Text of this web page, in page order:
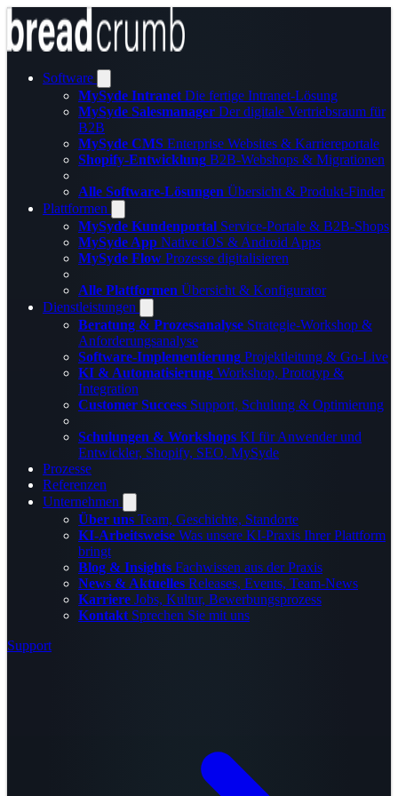
Software
MySyde Intranet Die fertige Intranet-Lösung
MySyde Salesmanager Der digitale Vertriebsraum für
B2B
MySyde CMS Enterprise Websites & Karriereportale
Shopify-Entwicklung B2B-Webshops & Migrationen
Alle Software-Lösungen Übersicht & Produkt-Finder
Plattformen
MySyde Kundenportal Service-Portale & B2B-Shops
MySyde App Native iOS & Android Apps
MySyde Flow Prozesse digitalisieren
Alle Plattformen Übersicht & Konfigurator
Dienstleistungen
Beratung & Prozessanalyse Strategie-Workshop &
Anforderungsanalyse
Software-Implementierung Projektleitung & Go-Live
KI & Automatisierung Workshop, Prototyp &
Integration
Customer Success Support, Schulung & Optimierung
Schulungen & Workshops KI für Anwender und
Entwickler, Shopify, SEO, MySyde
Prozesse
Referenzen
Unternehmen
Über uns Team, Geschichte, Standorte
KI-Arbeitsweise Was unsere KI-Praxis Ihrer Plattform
bringt
Blog & Insights Fachwissen aus der Praxis
News & Aktuelles Releases, Events, Team-News
Karriere Jobs, Kultur, Bewerbungsprozess
Kontakt Sprechen Sie mit uns
Support